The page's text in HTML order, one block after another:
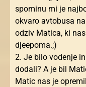
spominu mi je
okvaro avtobusa
odziv Matica, ki
djeepoma.;)
2. Je bilo vodenje
dodali? A je bil
Matic nas je